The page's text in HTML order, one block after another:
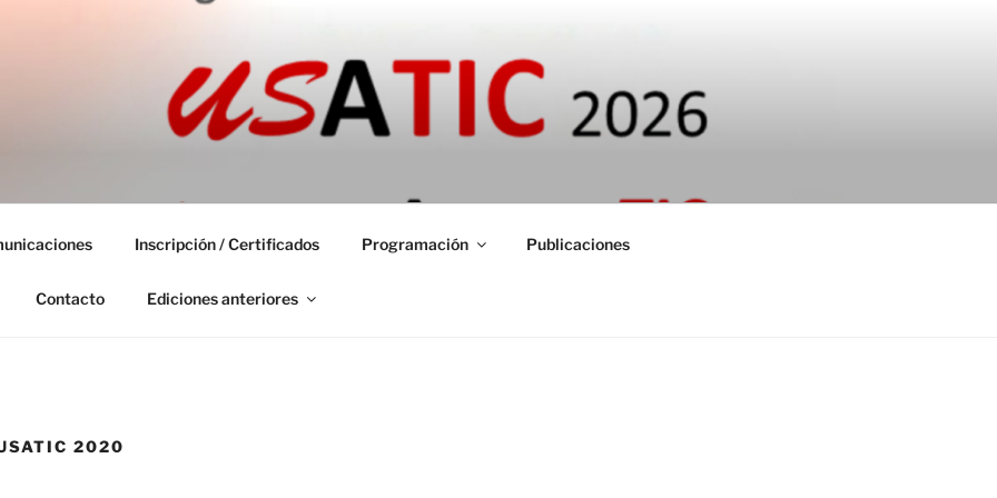
Inscripción / Certificados Programación Publicaciones
Contacto Ediciones anteriores
2020